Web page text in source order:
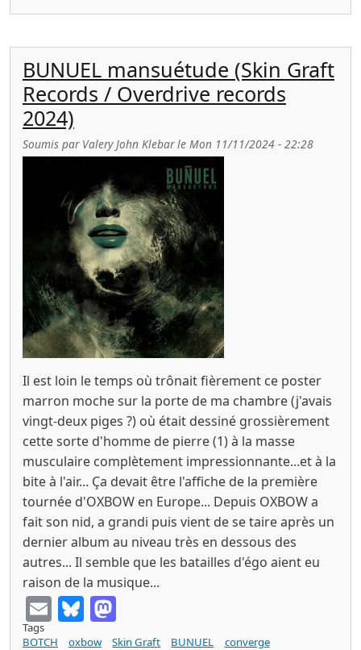
BUNUEL mansuétude (Skin Graft
Records / Overdrive records
2024)
Soumis par Valery John Klebarle Mon 11/11/2024 - 22:28
Il est loin le temps où trônait fièrement ce poster
marron moche sur la porte de ma chambre (j'avais
vingt-deux piges ?) où était dessiné grossièrement
cette sorte d'homme de pierre (1) à la masse
musculaire complètement impressionnante...et à la
bite à l'air... Ça devait être l'affiche de la première
tournée d'OXBOW en Europe... Depuis OXBOW a
fait son nid, a grandi puis vient de se taire après un
dernier album au niveau très en dessous des
autres... Il semble que les batailles d'égo aient eu
raison de la musique...
EmailBluesky
Tags
BOTCH
oxbow Skin Graft BUNUEL
converge